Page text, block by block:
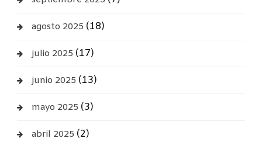
agosto 2025 (18)
julio 2025 (17)
junio 2025 (13)
mayo 2025 (3)
abril 2025 (2)